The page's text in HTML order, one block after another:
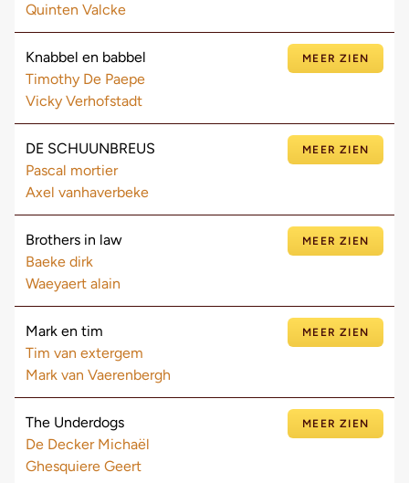
Quinten Valcke
Knabbel en babbel
Timothy De Paepe
Vicky Verhofstadt
MEER ZIEN
DE SCHUUNBREUS
Pascal mortier
Axel vanhaverbeke
MEER ZIEN
Brothers in law
Baeke dirk
Waeyaert alain
MEER ZIEN
Mark en tim
Tim van extergem
Mark van Vaerenbergh
MEER ZIEN
The Underdogs
De Decker Michaël
Ghesquiere Geert
MEER ZIEN